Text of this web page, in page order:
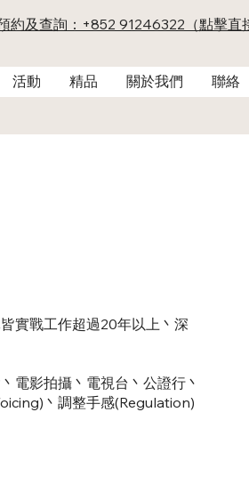
活動 精品 關於我們 聯絡
及查詢：+852 91246322（點擊直
實戰工作超過20年以上丶深
電影拍攝丶電視台丶公證行丶
丶調整手感(Regulation)